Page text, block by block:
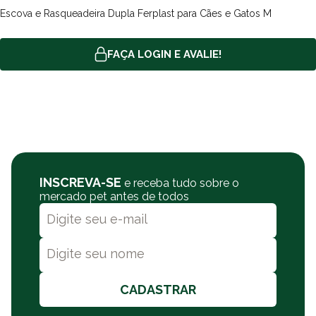
Escova e Rasqueadeira Dupla Ferplast para Cães e Gatos M
FAÇA LOGIN E AVALIE!
INSCREVA-SE e receba tudo sobre o
mercado pet antes de todos
CADASTRAR